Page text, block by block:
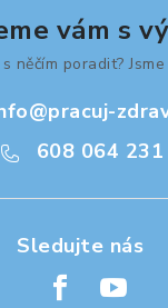
A LÉKY
vám s
něčím poradit?
@pracuj-
608 064 231